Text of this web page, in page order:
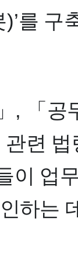
)’를 구
」 , 「 공
관련
이 업
하는